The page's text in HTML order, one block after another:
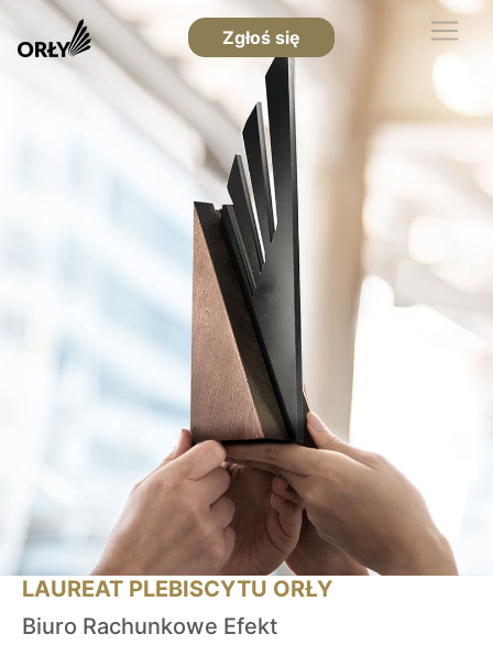
Zgłoś się
LAUREAT PLEBISCYTU ORŁY
Biuro Rachunkowe Efekt